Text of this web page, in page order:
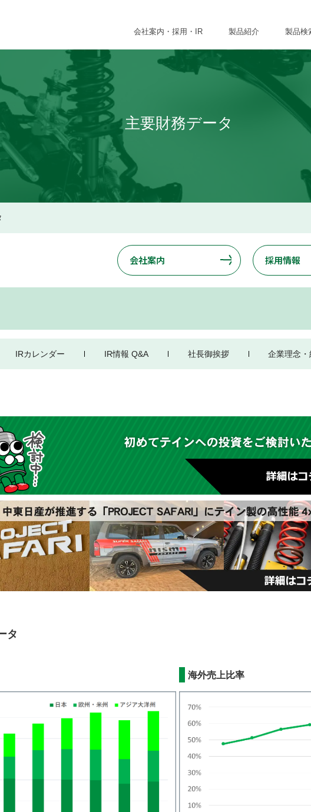
会社案内・採用・IR 製品紹介 製品検
主要財務データ
会社案内 採用情報
IRカレンダー IR情報 Q&A 社長御挨拶 企業理念
タ
海外売上比率